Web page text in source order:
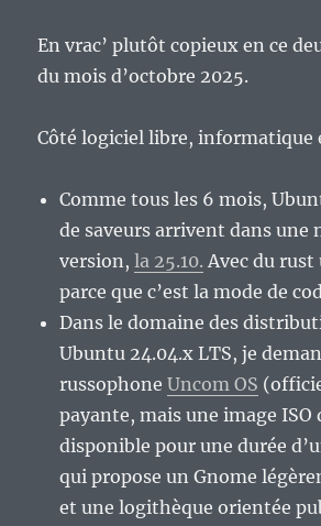
En vrac’ plutôt copieux en ce
du mois d’octobre 2025.
Côté logiciel libre, informatique
Comme tous les 6 mois,
de saveurs arrivent dans une
version,la 25.10. Avec du
parce que c’est la mode de
Dans le domaine des
Ubuntu 24.04.x LTS, je
russophoneUncom OS
payante, mais une image ISO
disponible pour une durée
qui propose un Gnome
et une logithèque orientée